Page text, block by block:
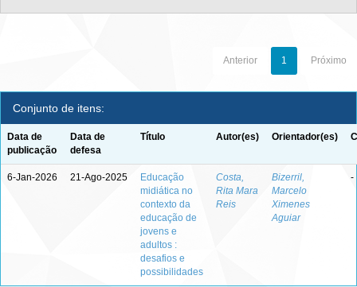
Anterior 1 Próximo
Conjunto de itens:
Data de
publicação
Data de
defesa
Título Autor(es) Orientador(es)
6-Jan-2026 21-Ago-2025
Educação
midiática no
contexto da
educação de
jovens e
adultos :
desafios e
possibilidades
Costa,
Rita Mara
Reis
Bizerril,
Marcelo
Ximenes
Aguiar
-